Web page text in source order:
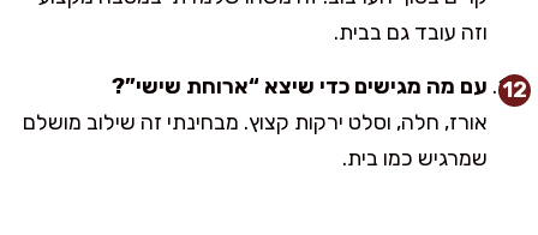
וזה עובד גם בבית.
עם מה מגישים כדי שיצא “ארוחת שישי”?
אורז, חלה, וסלט ירקות קצוץ. מבחינתי זה שילוב מושלם
שמרגיש כמו בית.